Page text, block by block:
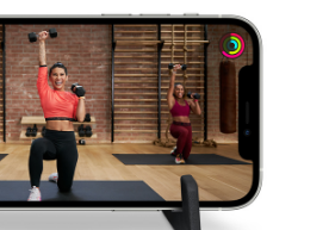
Zurück
Bild
-
Elevation
Lab
GoStand
Einstellbarer
Ständer
für
das
iPhone